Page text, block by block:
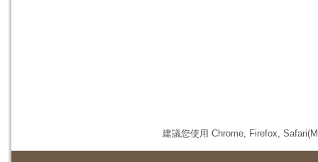
建議您使用 Chrome, Firefox,